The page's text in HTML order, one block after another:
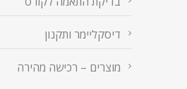
דיסקליימר ותקנון
מוצרים – רכישה מהירה